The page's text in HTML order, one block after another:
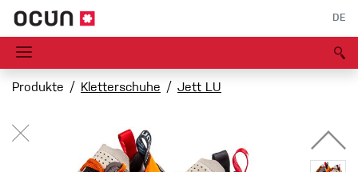
DE
Produkte Kletterschuhe Jett LU